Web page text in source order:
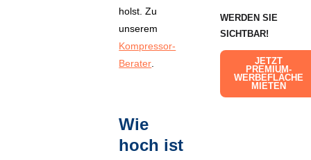
holst. Zu
unserem
Kompressor-
Berater
Wie
hoch ist
WERDEN SIE
SICHTBAR!
JETZT
PREMIUM-
WERBEFLÄCHE
MIETEN